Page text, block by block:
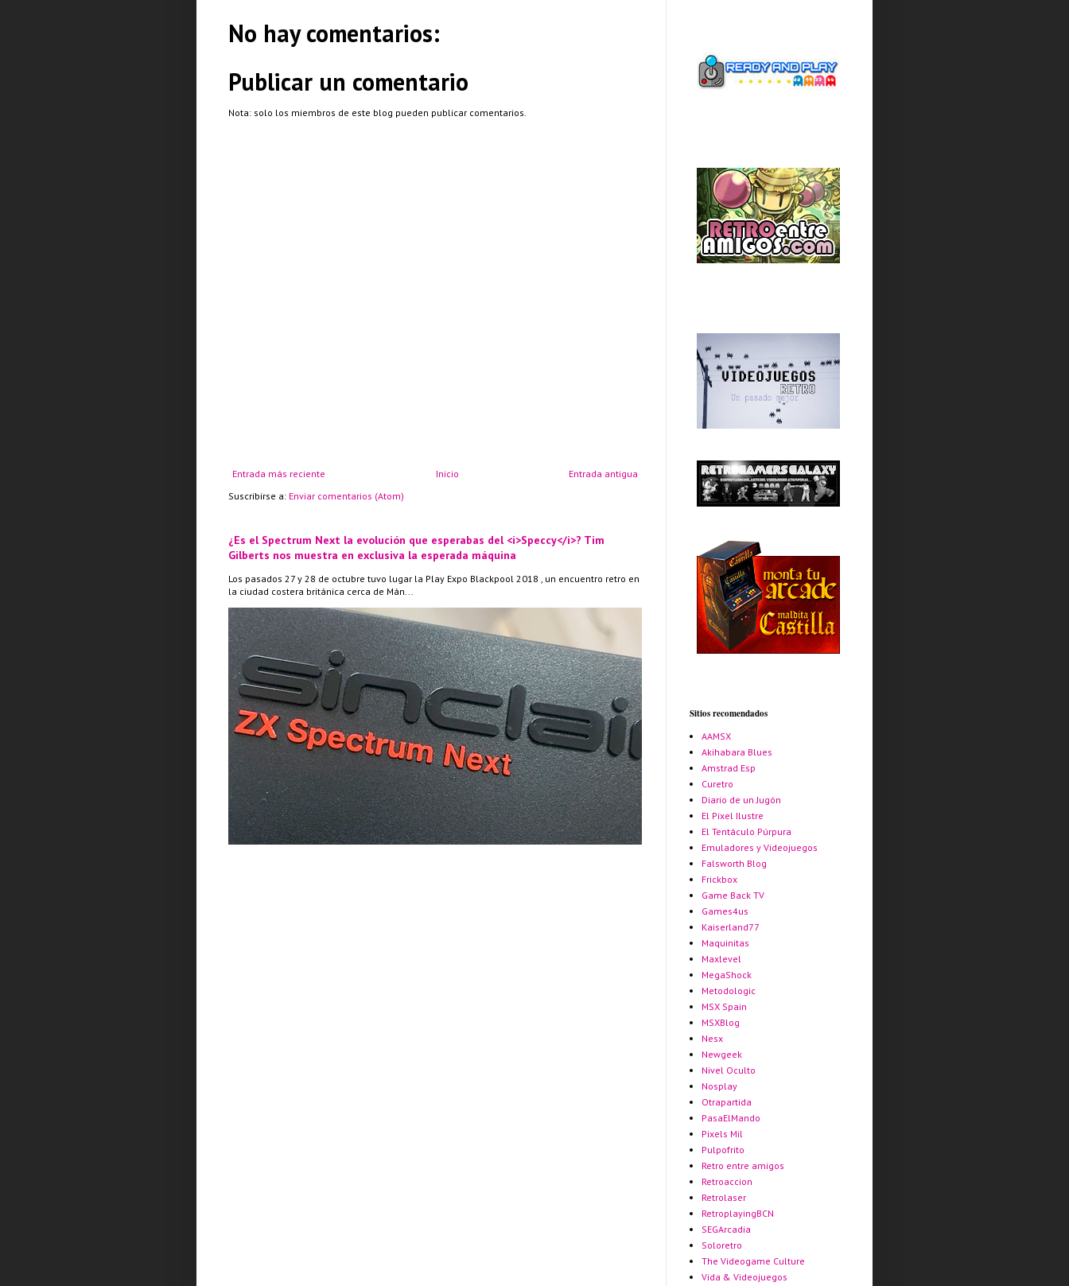
No hay comentarios:
Publicar un comentario
Nota: solo los miembros de este blog pueden publicar comentarios.
Entrada más reciente Entrada antigua
Inicio
Suscribirse a: Enviar comentarios (Atom)
¿Es el Spectrum Next la evolución que esperabas del <i>Speccy</i>? Tim
Gilberts nos muestra en exclusiva la esperada máquina
Los pasados 27 y 28 de octubre tuvo lugar la Play Expo Blackpool 2018 , un encuentro retro en
la ciudad costera británica cerca de Mán...
Sitios recomendados
AAMSX
Akihabara Blues
Amstrad Esp
Curetro
Diario de un Jugón
El Pixel Ilustre
El Tentáculo Púrpura
Emuladores y Videojuegos
Falsworth Blog
Frickbox
Game Back TV
Games4us
Kaiserland77
Maquinitas
Maxlevel
MegaShock
Metodologic
MSX Spain
MSXBlog
Nesx
Newgeek
Nivel Oculto
Nosplay
Otrapartida
PasaElMando
Pixels Mil
Pulpofrito
Retro entre amigos
Retroaccion
Retrolaser
RetroplayingBCN
SEGArcadia
Soloretro
The Videogame Culture
Vida & Videojuegos